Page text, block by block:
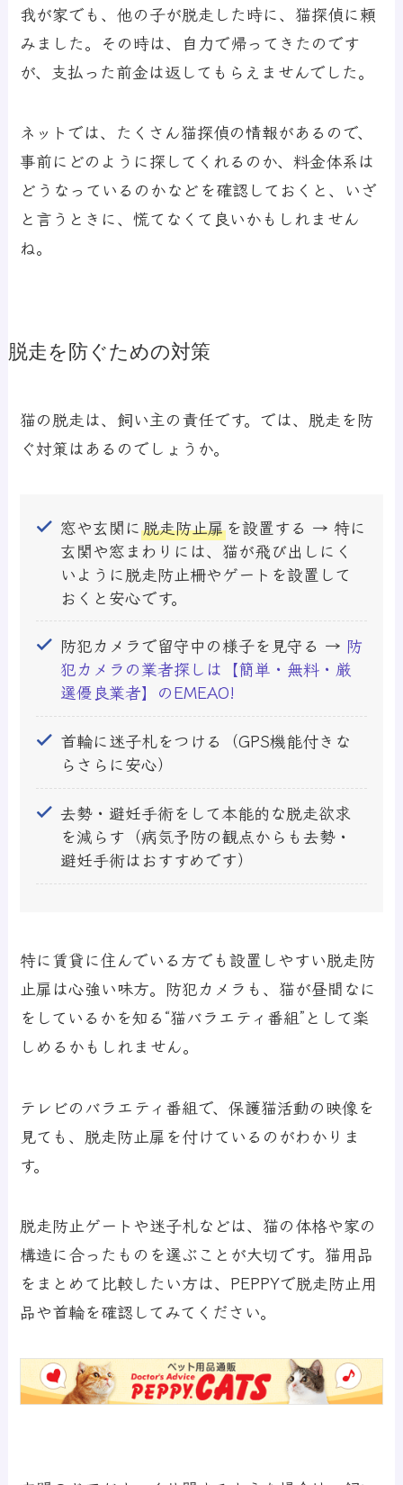
我が家でも、他の子が脱走した時に、猫探偵に頼
みました。その時は、自力で帰ってきたのです
が、支払った前金は返してもらえませんでした。
ネットでは、たくさん猫探偵の情報があるので、
事前にどのように探してくれるのか、料金体系は
どうなっているのかなどを確認しておくと、いざ
と言うときに、慌てなくて良いかもしれません
ね。
脱走を防ぐための対策
猫の脱走は、飼い主の責任です。では、脱走を防
ぐ対策はあるのでしょうか。
窓や玄関に脱走防止扉を設置する → 特に
玄関や窓まわりには、猫が飛び出しにく
いように脱走防止柵やゲートを設置して
おくと安心です。
防犯カメラで留守中の様子を見守る → 防
犯カメラの業者探しは【簡単・無料・厳
選優良業者】のEMEAO!
首輪に迷子札をつける（GPS機能付きな
らさらに安心）
去勢・避妊手術をして本能的な脱走欲求
を減らす（病気予防の観点からも去勢・
避妊手術はおすすめです）
特に賃貸に住んでいる方でも設置しやすい脱走防
止扉は心強い味方。防犯カメラも、猫が昼間なに
をしているかを知る“猫バラエティ番組”として楽
しめるかもしれません。
テレビのバラエティ番組で、保護猫活動の映像を
見ても、脱走防止扉を付けているのがわかりま
す。
脱走防止ゲートや迷子札などは、猫の体格や家の
構造に合ったものを選ぶことが大切です。猫用品
をまとめて比較したい方は、PEPPYで脱走防止用
品や首輪を確認してみてください。